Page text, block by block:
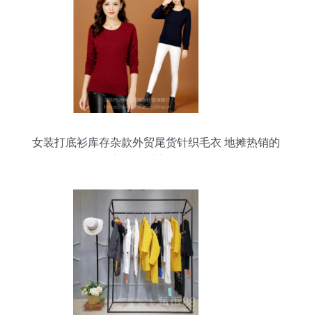
女装打底衫库存杂款外贸尾货针织毛衣 地摊热销的